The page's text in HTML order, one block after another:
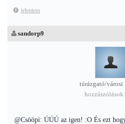
jelentem
sandorp9
túrázgató/városi
@Csööpi: ÚÚÚ az igen! :O És ezt